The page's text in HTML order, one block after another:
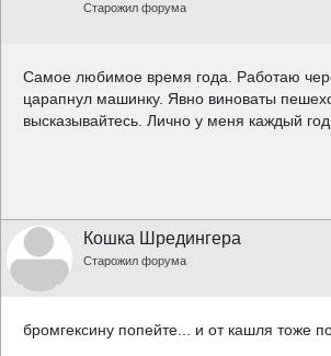
Старожил форума
Самое любимое время года. Работаю
царапнул машинку. Явно виноваты
высказывайтесь. Лично у меня каждый
Кошка Шредингера
Старожил форума
бромгексину попейте... и от кашля тоже